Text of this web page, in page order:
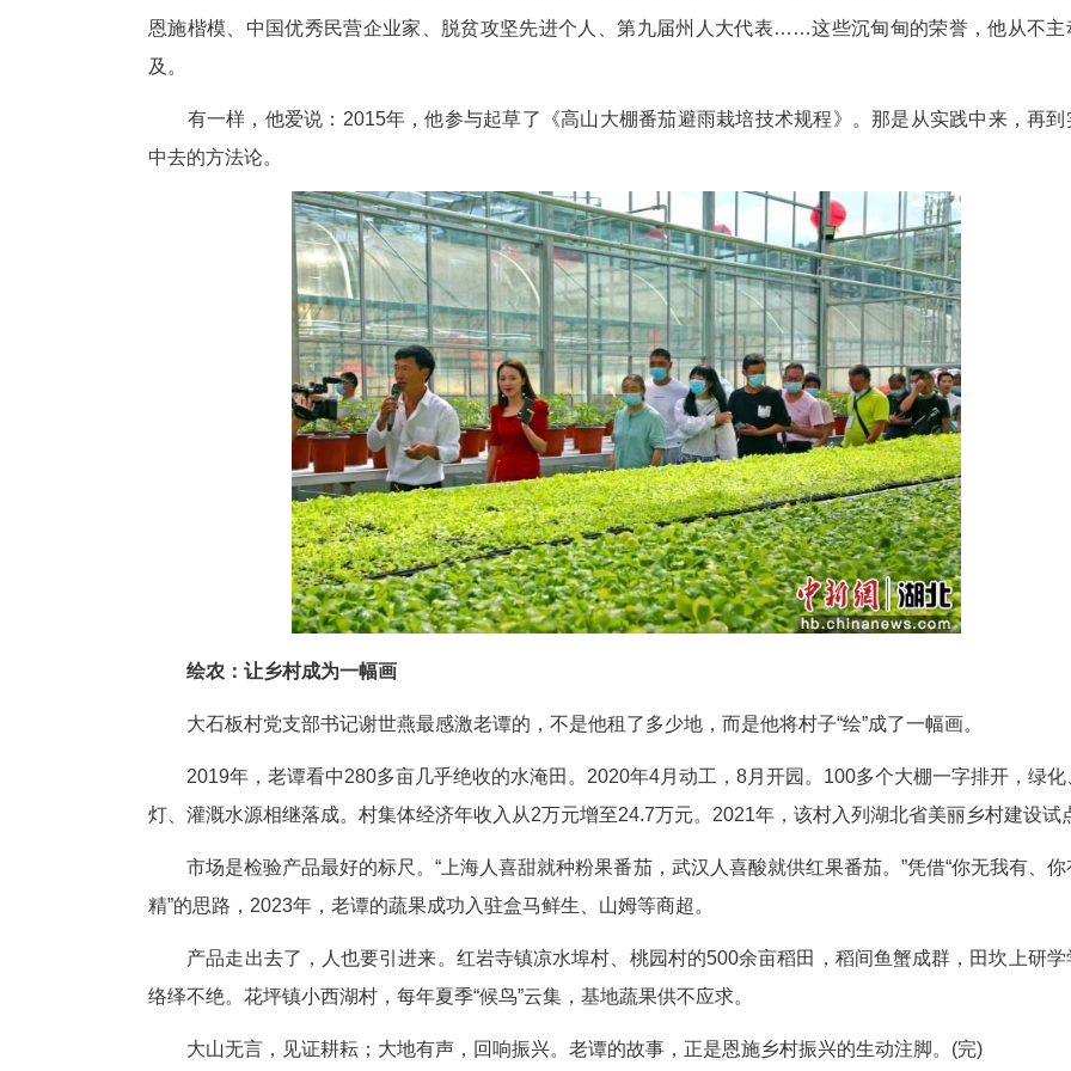
为减少农药施用，他连续数月，晚上戴上矿灯蹲守大棚，观察害虫活动规律。“
终，病虫害减少70%、农药使用量减少90%。
他的“疯”远不止于此。一次次诚意拜访，硬是让省农科院的专家们把成果转化
博士矫振彪来了，高级农艺师朱凤娟来了，病虫害防治专家焦忠久来了，湖北
了；“生物导弹”、臭氧杀菌、基质穴盘育苗等成果从“书架”搬进大棚；8项创新成
备，农作物“渴了”“饿了”“病了”都能通过数据精准施治。
“你把技术免费传给别人，疯了？”经常有人这样质疑。
“一个人会技术成不了气候，大家都学会了，才能撑起农业一片天。”这种“不算
个“外来户”成了农户心中的“自己人”。
来建始十余年，老谭发展设施农业的初心没变，“疯”劲没减。只是现在，跟着他一
这些年，公司和老谭都获得无数荣誉：专精特新企业、省级龙头企业、“万企兴
及。
有一样，他爱说：2015年，他参与起草了《高山大棚番茄避雨栽培技术规程》
中去的方法论。